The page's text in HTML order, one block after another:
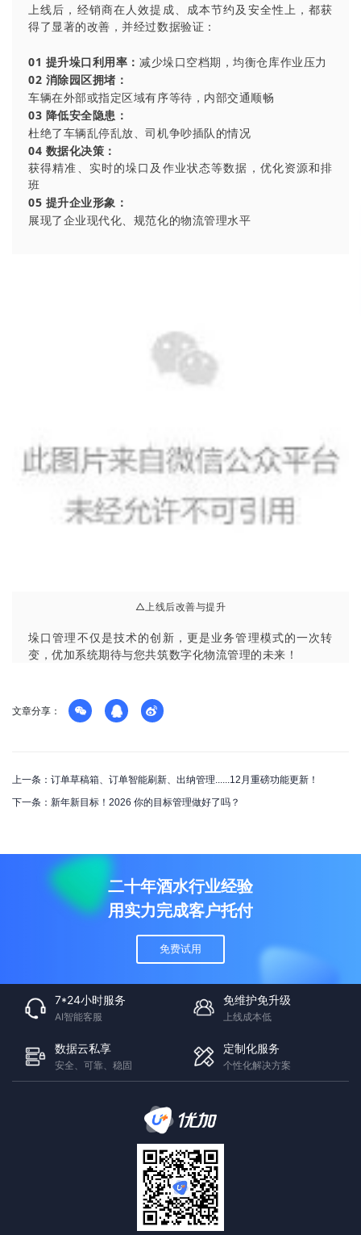
上线后，经销商在人效提成、成本节约及安全性上，都获
得了显著的改善，并经过数据验证：
01 提升垛口利用率： 减少垛口空档期，均衡仓库作业压力
02 消除园区拥堵：
车辆在外部或指定区域有序等待，内部交通顺畅
03 降低安全隐患：
杜绝了车辆乱停乱放、司机争吵插队的情况
04 数据化决策：
获得精准、实时的垛口及作业状态等数据，优化资源和排
班
05 提升企业形象：
展现了企业现代化、规范化的物流管理水平
△上线后改善与提升
垛口管理不仅是技术的创新，更是业务管理模式的一次转
变，优加系统期待与您共筑数字化物流管理的未来！
文章分享：
上一条：订单草稿箱、订单智能刷新、出纳管理......12月重磅功能更新！
下一条：新年新目标！2026 你的目标管理做好了吗？
二十年酒水行业经验
用实力完成客户托付
免费试用
7*24小时服务
AI智能客服
免维护免升级
上线成本低
数据云私享
安全、可靠、稳固
定制化服务
个性化解决方案